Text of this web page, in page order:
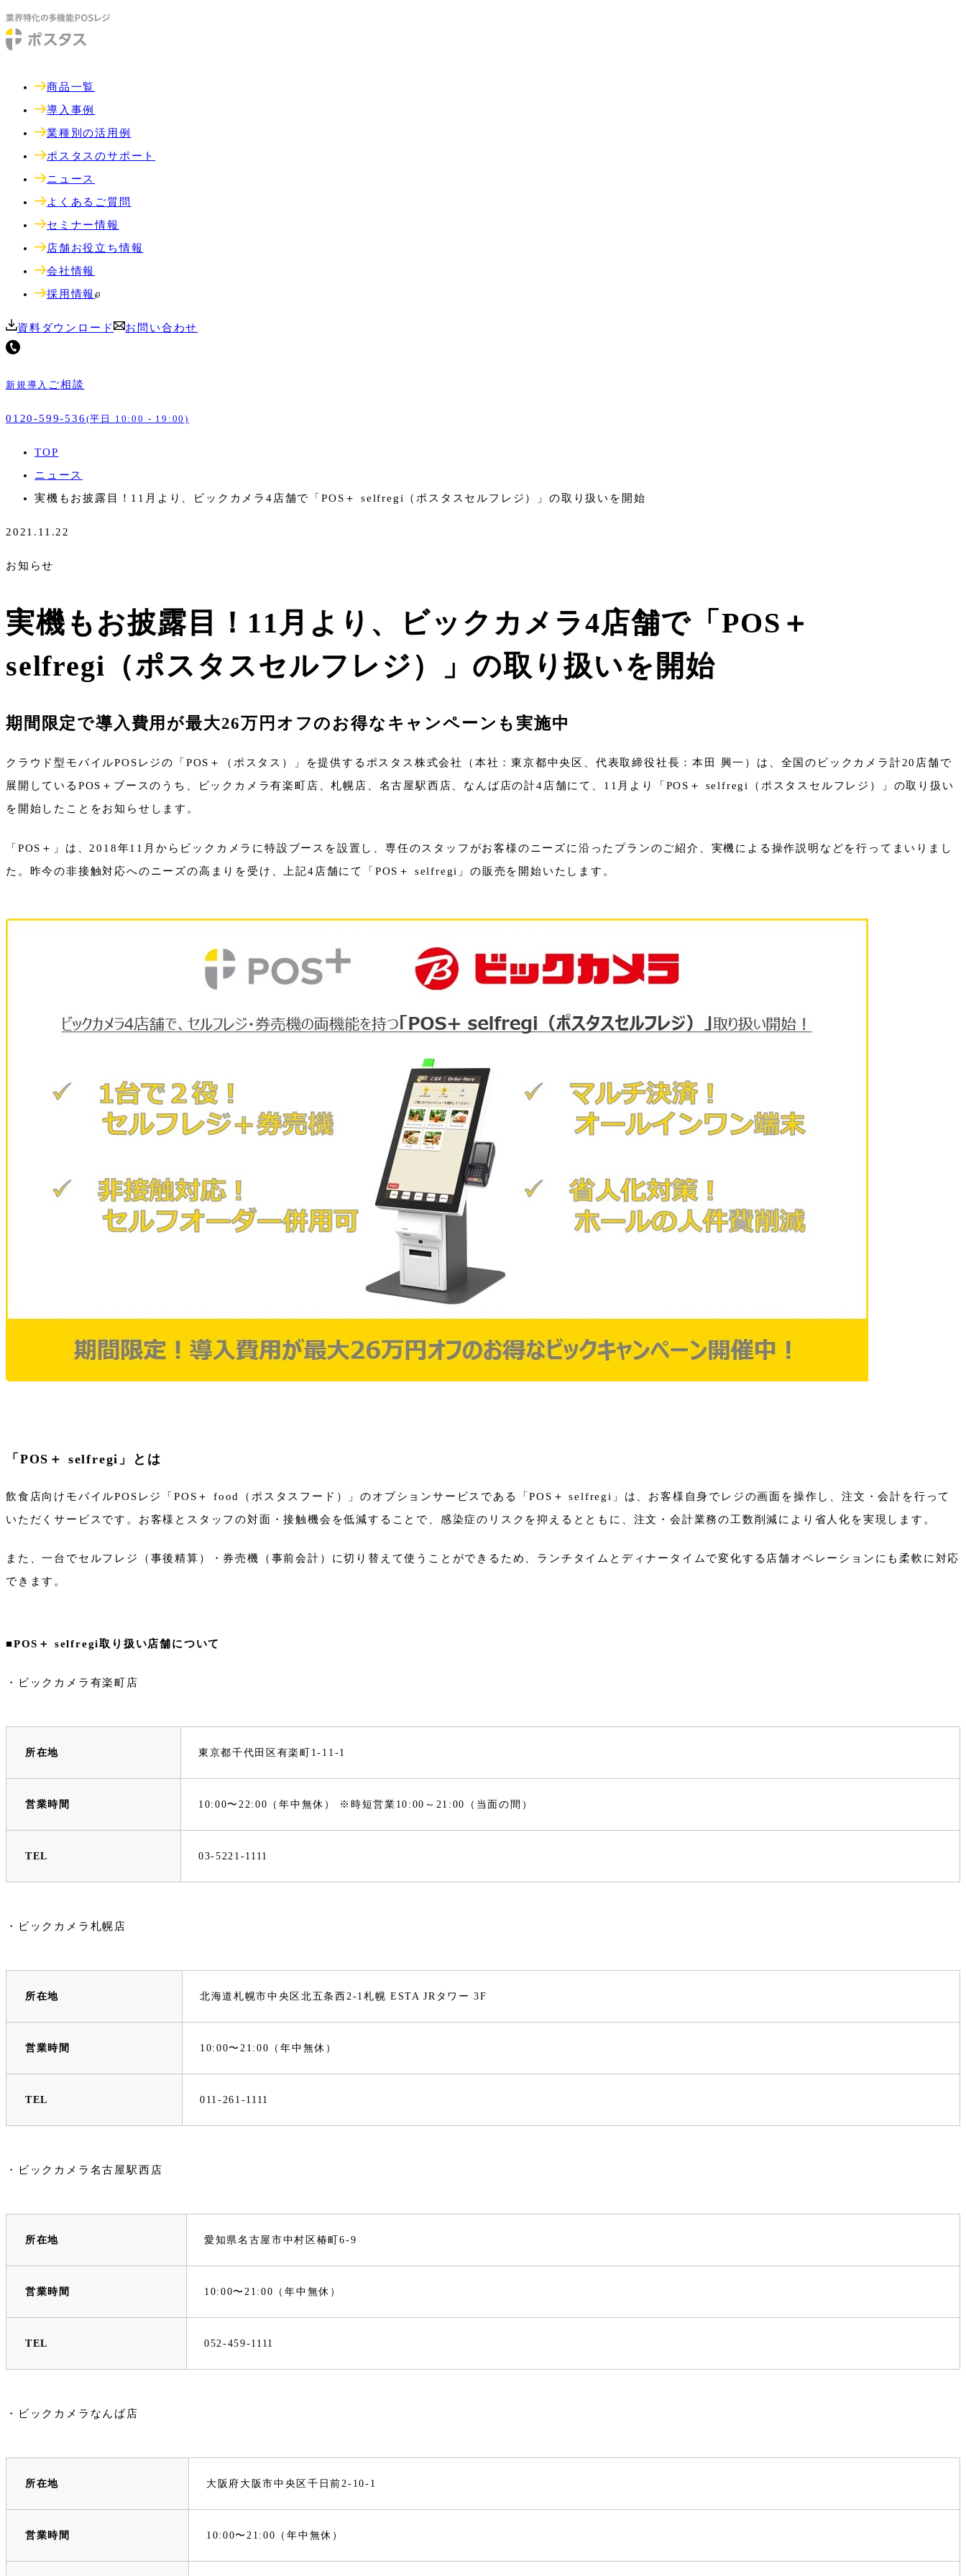
商品一覧
導入事例
業種別の活用例
ポスタスのサポート
ニュース
よくあるご質問
セミナー情報
店舗お役立ち情報
会社情報
採用情報
資料ダウンロード お問い合わせ
新規導入 ご相談
0120-599-536 (平日 10:00 - 19:00)
TOP
ニュース
実機もお披露目！11月より、ビックカメラ4店舗で「POS＋ selfregi（ポスタスセルフレジ）」の取り扱いを開始
2021.11.22
お知らせ
実機もお披露目！11月より、ビックカメラ4店舗で「POS＋
selfregi（ポスタスセルフレジ）」の取り扱いを開始
期間限定で導入費用が最大26万円オフのお得なキャンペーンも実施中
クラウド型モバイルPOSレジの「POS＋（ポスタス）」を提供するポスタス株式会社（本社：東京都中央区、代表取締役社長：本田 興一）は、全国のビックカメラ計20店舗で
展開しているPOS＋ブースのうち、ビックカメラ有楽町店、札幌店、名古屋駅西店、なんば店の計4店舗にて、11月より「POS＋ selfregi（ポスタスセルフレジ）」の取り扱い
を開始したことをお知らせします。
「POS＋」は、2018年11月からビックカメラに特設ブースを設置し、専任のスタッフがお客様のニーズに沿ったプランのご紹介、実機による操作説明などを行ってまいりまし
た。昨今の非接触対応へのニーズの高まりを受け、上記4店舗にて「POS＋ selfregi」の販売を開始いたします。
「POS＋ selfregi」とは
飲食店向けモバイルPOSレジ「POS＋ food（ポスタスフード）」のオプションサービスである「POS＋ selfregi」は、お客様自身でレジの画面を操作し、注文・会計を行って
いただくサービスです。お客様とスタッフの対面・接触機会を低減することで、感染症のリスクを抑えるとともに、注文・会計業務の工数削減により省人化を実現します。
また、一台でセルフレジ（事後精算）・券売機（事前会計）に切り替えて使うことができるため、ランチタイムとディナータイムで変化する店舗オペレーションにも柔軟に対応
できます。
■POS＋ selfregi取り扱い店舗について
・ビックカメラ有楽町店
所在地 東京都千代田区有楽町1-11-1
営業時間 10:00〜22:00（年中無休） ※時短営業10:00～21:00（当面の間）
TEL 03-5221-1111
・ビックカメラ札幌店
所在地 北海道札幌市中央区北五条西2-1札幌 ESTA JRタワー 3F
営業時間 10:00〜21:00（年中無休）
TEL 011-261-1111
・ビックカメラ名古屋駅西店
所在地 愛知県名古屋市中村区椿町6-9
営業時間 10:00〜21:00（年中無休）
TEL 052-459-1111
・ビックカメラなんば店
所在地 大阪府大阪市中央区千日前2-10-1
営業時間 10:00〜21:00（年中無休）